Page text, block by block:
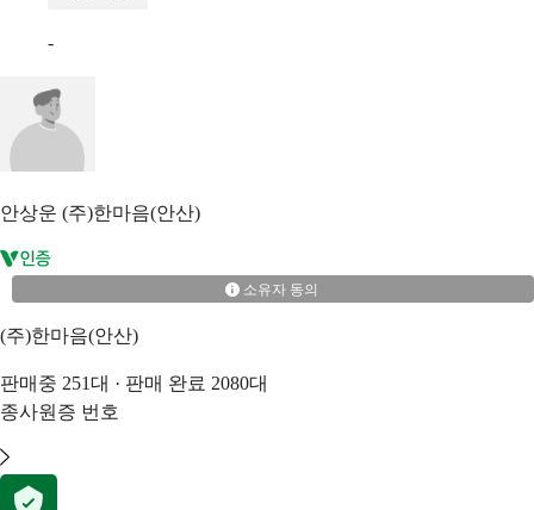
-
안상운 (주)한마음(안산)
소유자 동의
(주)한마음(안산)
판매중 251대 · 판매 완료 2080대
종사원증 번호